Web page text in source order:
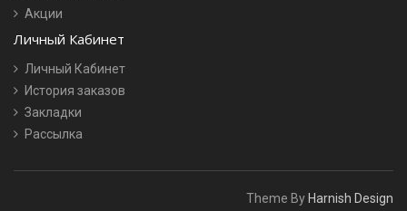
Акции
Личный Кабинет
Личный Кабинет
История заказов
Закладки
Рассылка
Theme By Harnish Design